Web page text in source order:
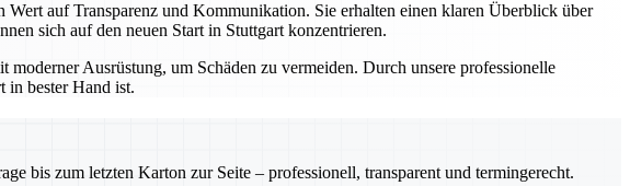
auf Transparenz und Kommunikation. Sie erhalten einen klaren Überblick über
sich auf den neuen Start in Stuttgart konzentrieren.
Ausrüstung, um Schäden zu vermeiden. Durch unsere professionelle
in bester Hand ist.
bis zum letzten Karton zur Seite – professionell, transparent und termingerecht.